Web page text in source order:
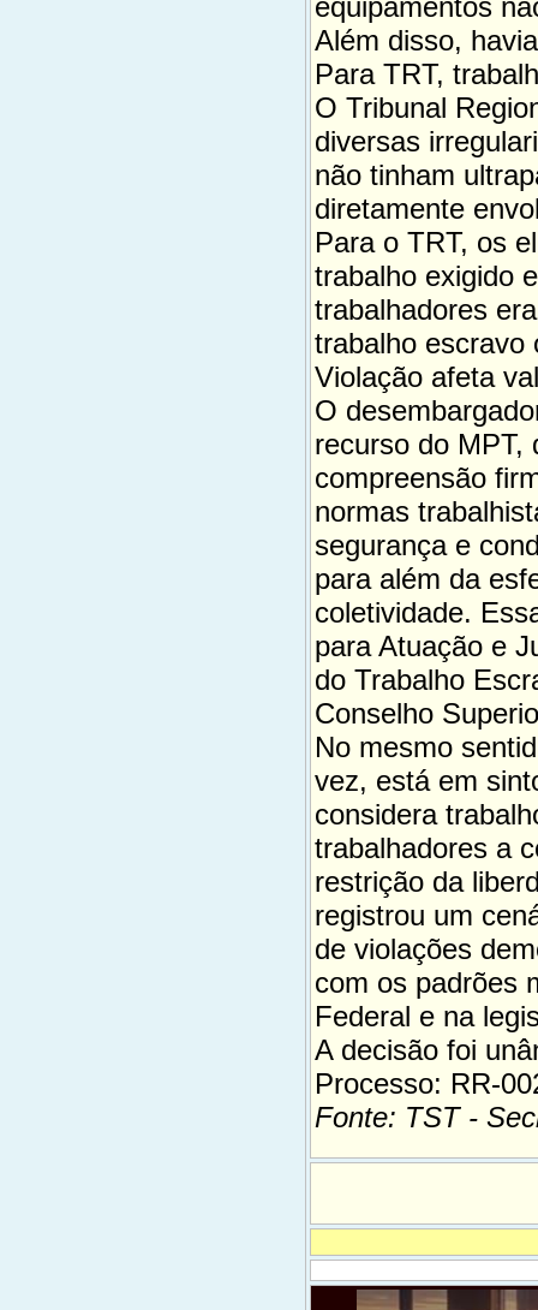
equipamentos
Além disso,
Para TRT,
O Tribunal
diversas
não tinham
diretamente
Para o TRT, os
trabalho exigido
trabalhadores
trabalho escravo
Violação afeta
O
recurso do MPT,
compreensão
normas
segurança e
para além da
coletividade.
para Atuação e
do Trabalho
Conselho
No mesmo
vez, está em
considera
trabalhadores a
restrição da
registrou um
de violações
com os padrões
Federal e na
A decisão foi
Processo: RR-
Fonte: TST -